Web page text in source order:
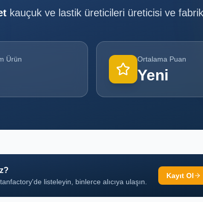
kauçuk ve lastik üreticileri üreticisi ve
Ürün Ortalama Puan
Yeni
listeleyin, binlerce alıcıya ulaşın.
Kayıt Ol